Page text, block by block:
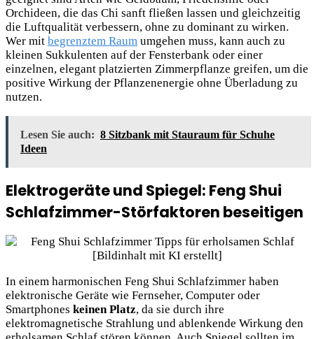
Orchideen, die das Chi sanft fließen lassen und gleichzeitig
die Luftqualität verbessern, ohne zu dominant zu wirken.
Wer mit begrenztem Raum umgehen muss, kann auch zu
kleinen Sukkulenten auf der Fensterbank oder einer
einzelnen, elegant platzierten Zimmerpflanze greifen, um die
positive Wirkung der Pflanzenenergie ohne Überladung zu
nutzen.
Lesen Sie auch: 8 Sitzbank mit Stauraum für Schuhe
Ideen
Elektrogeräte und Spiegel: Feng Shui
Schlafzimmer-Störfaktoren beseitigen
In einem harmonischen Feng Shui Schlafzimmer haben
elektronische Geräte wie Fernseher, Computer oder
Smartphones keinen Platz, da sie durch ihre
elektromagnetische Strahlung und ablenkende Wirkung den